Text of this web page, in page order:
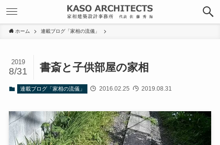
ホーム 連載ブログ「家相の流儀」
書斎と子供部屋の家相
2019
8/31
連載ブログ「家相の流儀」 2016.02.25 2019.08.31